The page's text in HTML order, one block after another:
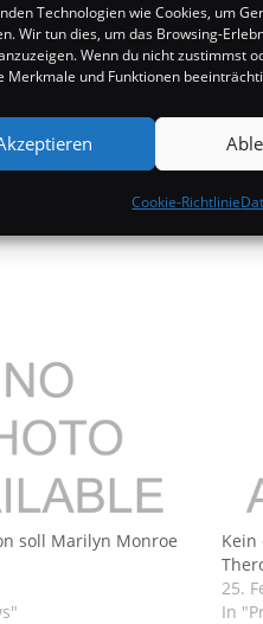
Technologien wie Cookies, um
Wir tun dies, um das Browsing-
Wenn du nicht zustimmst
Merkmale und Funktionen
Cookie-Richtlinie
soll Marilyn Monroe
Kein
25.
In